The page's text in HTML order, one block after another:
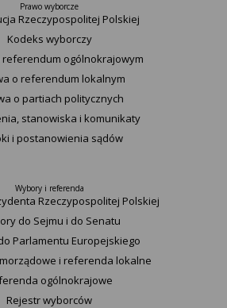
Prawo wyborcze
Rzeczypospolitej Polskiej​
Kodeks wyborczy
referendum ogólnokrajowym
o referendum lokalnym
o partiach politycznych
stanowiska i komunikaty
i postanowienia sądów
Wybory i referenda
Rzeczypospolitej Polskiej
do Sejmu i do Senatu
Parlamentu Europejskiego
i referenda lokalne
ogólnokrajowe
Rejestr wyborców